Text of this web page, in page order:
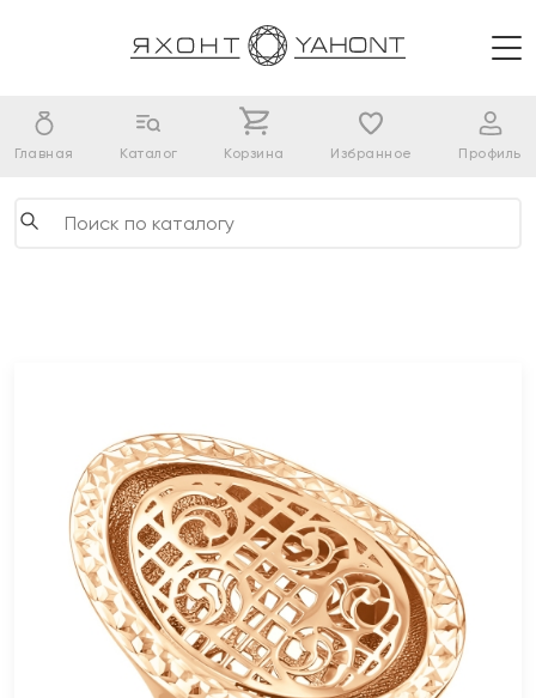
Главная Каталог Корзина Избранное Профиль